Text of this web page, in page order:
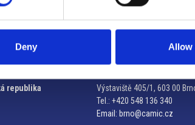
Deny Allow
republika
Brno
Výstaviště 405/1, 603 00
Tel.: +420 548 136 340
Email: brno@camic.cz